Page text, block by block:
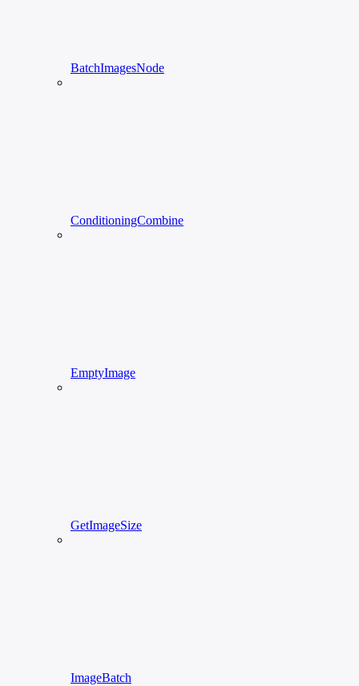
BatchImagesNode
ConditioningCombine
EmptyImage
GetImageSize
ImageBatch